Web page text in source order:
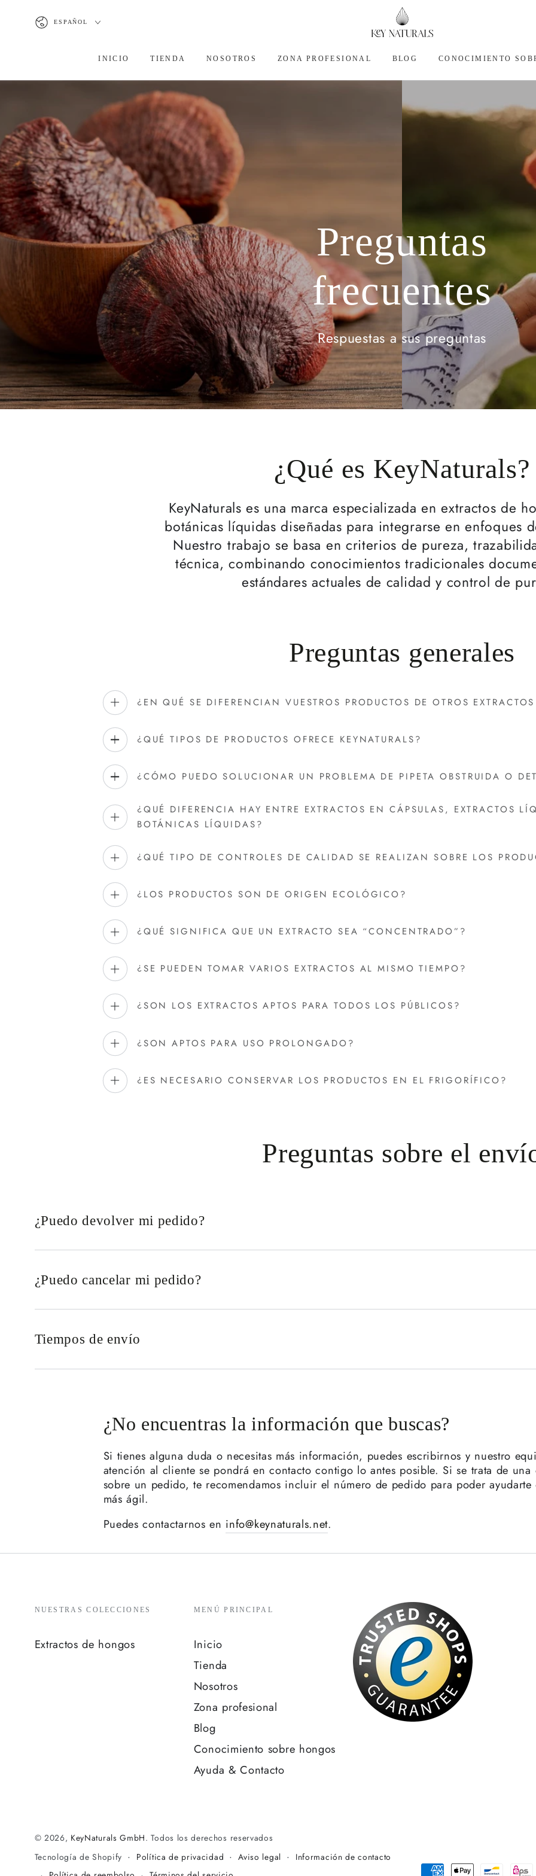
CONTENIDO
IdiomaESPAÑOL
INICIO TIENDA NOSOTROS ZONA PROFESIONAL BLOG CONOCIMIENTO
Preguntas
frecuentes
Respuestas a sus preguntas
¿Qué es KeyNaturals?
KeyNaturals es una marca especializada en extractos de
botánicas líquidas diseñadas para integrarse en enfoques
Nuestro trabajo se basa en criterios de pureza,
técnica, combinando conocimientos tradicionales
estándares actuales de calidad y control de
Preguntas generales
¿EN QUÉ SE DIFERENCIAN VUESTROS PRODUCTOS DE OTROS
¿QUÉ TIPOS DE PRODUCTOS OFRECE KEYNATURALS?
¿CÓMO PUEDO SOLUCIONAR UN PROBLEMA DE PIPETA OBSTRUIDA O
¿QUÉ DIFERENCIA HAY ENTRE EXTRACTOS EN CÁPSULAS, EXTRACTOS
BOTÁNICAS LÍQUIDAS?
¿QUÉ TIPO DE CONTROLES DE CALIDAD SE REALIZAN SOBRE LOS
¿LOS PRODUCTOS SON DE ORIGEN ECOLÓGICO?
¿QUÉ SIGNIFICA QUE UN EXTRACTO SEA “CONCENTRADO”?
¿SE PUEDEN TOMAR VARIOS EXTRACTOS AL MISMO TIEMPO?
¿SON LOS EXTRACTOS APTOS PARA TODOS LOS PÚBLICOS?
¿SON APTOS PARA USO PROLONGADO?
¿ES NECESARIO CONSERVAR LOS PRODUCTOS EN EL FRIGORÍFICO?
Preguntas sobre el
¿Puedo devolver mi pedido?
¿Puedo cancelar mi pedido?
Tiempos de envío
¿No encuentras la información que buscas?
Si tienes alguna duda o necesitas más información, puedes escribirnos y nuestro
atención al cliente se pondrá en contacto contigo lo antes posible. Si se trata de una
sobre un pedido, te recomendamos incluir el número de pedido para poder ayudarte
más ágil.
Puedes contactarnos en info@keynaturals.net.
NUESTRAS COLECCIONES
Extractos de hongos
MENÚ PRINCIPAL
Inicio
Tienda
Nosotros
Zona profesional
Blog
Conocimiento sobre hongos
Ayuda & Contacto
© 2026, KeyNaturals GmbH. Todos los derechos reservados
Tecnología de Shopify
Política de privacidad Aviso legal
Información de contacto
Métodos